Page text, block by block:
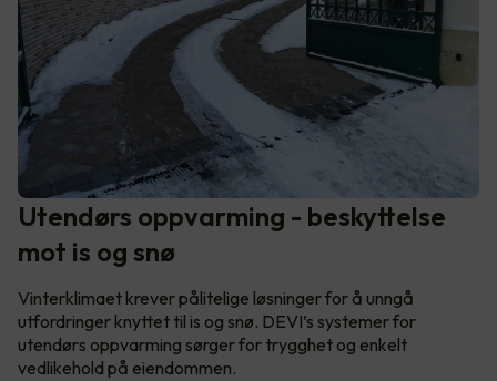
Utendørs oppvarming - beskyttelse
mot is og snø
Vinterklimaet krever pålitelige løsninger for å unngå
utfordringer knyttet til is og snø. DEVI’s systemer for
utendørs oppvarming sørger for trygghet og enkelt
vedlikehold på eiendommen.